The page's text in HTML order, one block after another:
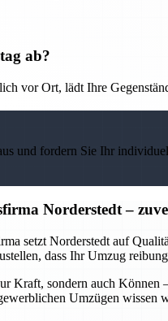
ab?
vor Ort, lädt Ihre
und fordern Sie Ihr
Norderstedt –
setzt Norderstedt auf
dass Ihr Umzug
Kraft, sondern auch Können
Umzügen wissen